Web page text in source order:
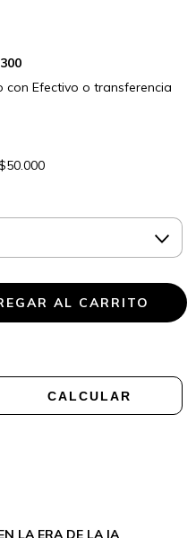
con Efectivo o transferencia
CALCULAR
LA ERA DE LA IA